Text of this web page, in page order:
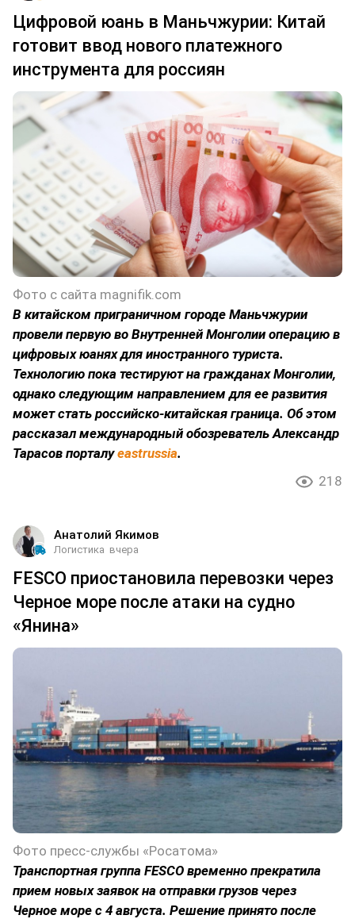
Цифровой юань в Маньчжурии: Китай
готовит ввод нового платежного
инструмента для россиян
Фото с сайта magnifik.com
В китайском приграничном городе Маньчжурии
провели первую во Внутренней Монголии операцию в
цифровых юанях для иностранного туриста.
Технологию пока тестируют на гражданах Монголии,
однако следующим направлением для ее развития
может стать российско-китайская граница. Об этом
рассказал международный обозреватель Александр
Тарасов порталуeastrussia.
218
Анатолий Якимов
Логистика вчера
FESCO приостановила перевозки через
Черное море после атаки на судно
«Янина»
Фото пресс-службы «Росатома»
Транспортная группа FESCO временно прекратила
прием новых заявок на отправки грузов через
Черное море с 4 августа. Решение принято после